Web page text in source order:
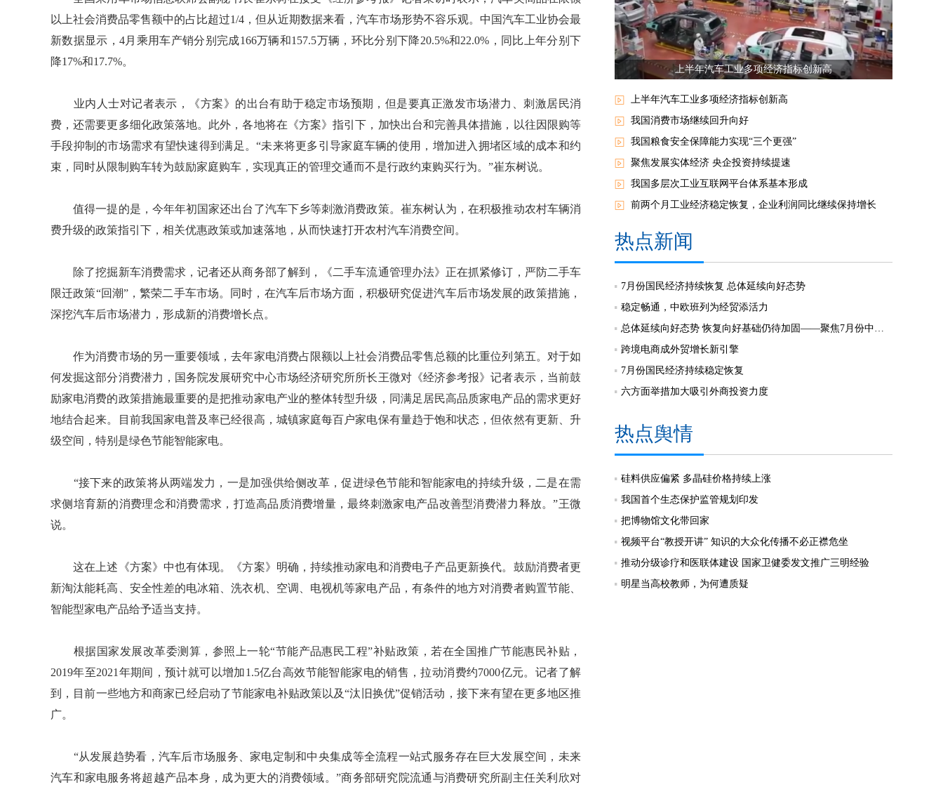
以上社会消费品零售额中的占比超过1/4，但从近期数据来看，汽车市场形势不容乐观。中国汽车工业协会最
新数据显示，4月乘用车产销分别完成166万辆和157.5万辆，环比分别下降20.5%和22.0%，同比上年分别下
降17%和17.7%。
业内人士对记者表示，《方案》的出台有助于稳定市场预期，但是要真正激发市场潜力、刺激居民消
费，还需要更多细化政策落地。此外，各地将在《方案》指引下，加快出台和完善具体措施，以往因限购等
手段抑制的市场需求有望快速得到满足。“未来将更多引导家庭车辆的使用，增加进入拥堵区域的成本和约
束，同时从限制购车转为鼓励家庭购车，实现真正的管理交通而不是行政约束购买行为。”崔东树说。
值得一提的是，今年年初国家还出台了汽车下乡等刺激消费政策。崔东树认为，在积极推动农村车辆消
费升级的政策指引下，相关优惠政策或加速落地，从而快速打开农村汽车消费空间。
除了挖掘新车消费需求，记者还从商务部了解到，《二手车流通管理办法》正在抓紧修订，严防二手车
限迁政策“回潮”，繁荣二手车市场。同时，在汽车后市场方面，积极研究促进汽车后市场发展的政策措施，
深挖汽车后市场潜力，形成新的消费增长点。
作为消费市场的另一重要领域，去年家电消费占限额以上社会消费品零售总额的比重位列第五。对于如
何发掘这部分消费潜力，国务院发展研究中心市场经济研究所所长王微对《经济参考报》记者表示，当前鼓
励家电消费的政策措施最重要的是把推动家电产业的整体转型升级，同满足居民高品质家电产品的需求更好
地结合起来。目前我国家电普及率已经很高，城镇家庭每百户家电保有量趋于饱和状态，但依然有更新、升
级空间，特别是绿色节能智能家电。
“接下来的政策将从两端发力，一是加强供给侧改革，促进绿色节能和智能家电的持续升级，二是在需
求侧培育新的消费理念和消费需求，打造高品质消费增量，最终刺激家电产品改善型消费潜力释放。”王微
说。
这在上述《方案》中也有体现。《方案》明确，持续推动家电和消费电子产品更新换代。鼓励消费者更
新淘汰能耗高、安全性差的电冰箱、洗衣机、空调、电视机等家电产品，有条件的地方对消费者购置节能、
智能型家电产品给予适当支持。
根据国家发展改革委测算，参照上一轮“节能产品惠民工程”补贴政策，若在全国推广节能惠民补贴，
2019年至2021年期间，预计就可以增加1.5亿台高效节能智能家电的销售，拉动消费约7000亿元。记者了解
到，目前一些地方和商家已经启动了节能家电补贴政策以及“汰旧换优”促销活动，接下来有望在更多地区推
广。
“从发展趋势看，汽车后市场服务、家电定制和中央集成等全流程一站式服务存在巨大发展空间，未来
汽车和家电服务将超越产品本身，成为更大的消费领域。”商务部研究院流通与消费研究所副主任关利欣对
上半年汽车工业多项经济指标创新高
上半年汽车工业多项经济指标创新高
我国消费市场继续回升向好
我国粮食安全保障能力实现“三个更强”
聚焦发展实体经济 央企投资持续提速
我国多层次工业互联网平台体系基本形成
前两个月工业经济稳定恢复，企业利润同比继续保持增长
热点新闻
7月份国民经济持续恢复 总体延续向好态势
稳定畅通，中欧班列为经贸添活力
总体延续向好态势 恢复向好基础仍待加固——聚焦7月份中国经济走势
跨境电商成外贸增长新引擎
7月份国民经济持续稳定恢复
六方面举措加大吸引外商投资力度
热点舆情
硅料供应偏紧 多晶硅价格持续上涨
我国首个生态保护监管规划印发
把博物馆文化带回家
视频平台“教授开讲” 知识的大众化传播不必正襟危坐
推动分级诊疗和医联体建设 国家卫健委发文推广三明经验
明星当高校教师，为何遭质疑